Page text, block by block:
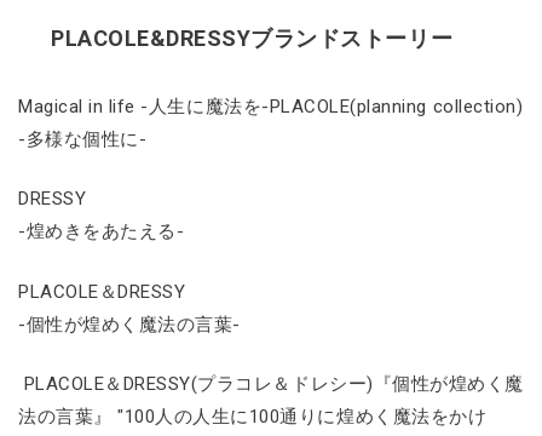
PLACOLE&DRESSYブランドストーリー
Magical in life -人生に魔法を-PLACOLE(planning collection)
-多様な個性に-
DRESSY
-煌めきをあたえる-
PLACOLE＆DRESSY
-個性が煌めく魔法の言葉-
PLACOLE＆DRESSY(プラコレ＆ドレシー)『個性が煌めく魔
法の言葉』 "100人の人生に100通りに煌めく魔法をかけ